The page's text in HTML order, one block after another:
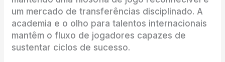
um mercado de transferências disciplinado. A
academia e o olho para talentos internacionais
mantêm o fluxo de jogadores capazes de
sustentar ciclos de sucesso.